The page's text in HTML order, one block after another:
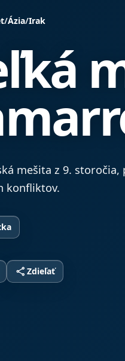
/Ázia/Irak
mešita z 9.
konfliktov.
share Zdieľať